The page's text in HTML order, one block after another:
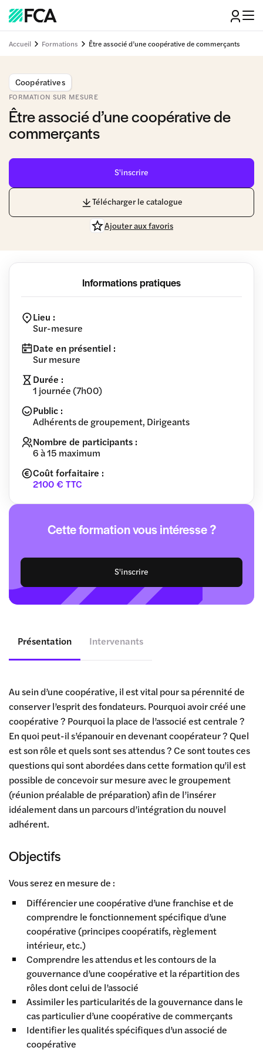
Accueil Formations Être associé d’une coopérative de commerçants
Coopératives
FORMATION SUR MESURE
Être associé d’une coopérative de
commerçants
S'inscrire
Télécharger le catalogue
Ajouter aux favoris
Informations pratiques
Lieu :
Sur-mesure
Date en présentiel :
Sur mesure
Durée :
1 journée (7h00)
Public :
Adhérents de groupement, Dirigeants
Nombre de participants :
6 à 15 maximum
Coût forfaitaire :
2100 € TTC
Cette formation vous intéresse ?
S'inscrire
Présentation Intervenants
Au sein d’une coopérative, il est vital pour sa pérennité de
conserver l’esprit des fondateurs. Pourquoi avoir créé une
coopérative ? Pourquoi la place de l’associé est centrale ?
En quoi peut-il s’épanouir en devenant coopérateur ? Quel
est son rôle et quels sont ses attendus ? Ce sont toutes ces
questions qui sont abordées dans cette formation qu’il est
possible de concevoir sur mesure avec le groupement
(réunion préalable de préparation) afin de l’insérer
idéalement dans un parcours d’intégration du nouvel
adhérent.
Objectifs
Vous serez en mesure de :
Différencier une coopérative d’une franchise et de
comprendre le fonctionnement spécifique d’une
coopérative (principes coopératifs, règlement
intérieur, etc.)
Comprendre les attendus et les contours de la
gouvernance d’une coopérative et la répartition des
rôles dont celui de l’associé
Assimiler les particularités de la gouvernance dans le
cas particulier d’une coopérative de commerçants
Identifier les qualités spécifiques d’un associé de
coopérative